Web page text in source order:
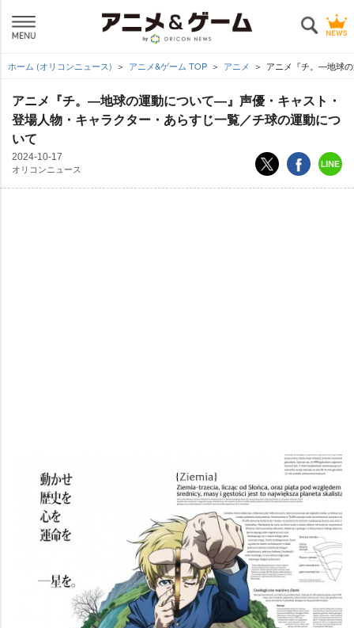
ホーム (オリコンニュース) アニメ&ゲーム TOP アニメ アニメ『チ。―地球
アニメ『チ。―地球の運動について―』声優・キャスト・
登場人物・キャラクター・あらすじ一覧／チ球の運動につ
いて
2024-10-17
オリコンニュース